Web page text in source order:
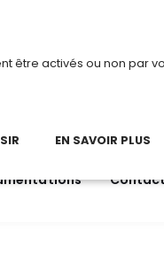
28 août 2026, TDI
être activés ou non par
EN SAVOIR PLUS